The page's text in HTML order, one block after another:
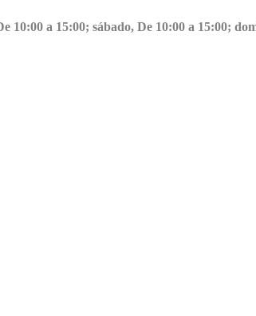
10:00 a 15:00; sábado, De 10:00 a 15:00;